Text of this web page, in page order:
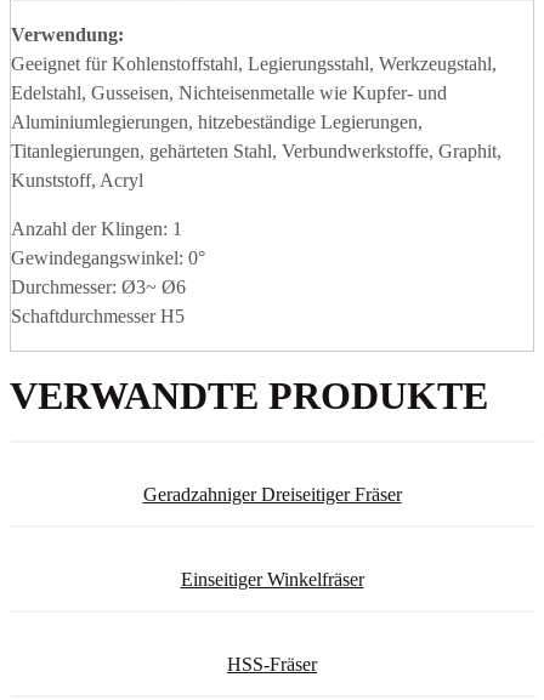
Verwendung:
Geeignet für Kohlenstoffstahl, Legierungsstahl, Werkzeugstahl,
Edelstahl, Gusseisen, Nichteisenmetalle wie Kupfer- und
Aluminiumlegierungen, hitzebeständige Legierungen,
Titanlegierungen, gehärteten Stahl, Verbundwerkstoffe, Graphit,
Kunststoff, Acryl
Anzahl der Klingen: 1
Gewindegangswinkel: 0°
Durchmesser: Ø3~ Ø6
Schaftdurchmesser H5
VERWANDTE PRODUKTE
Geradzahniger Dreiseitiger Fräser
Einseitiger Winkelfräser
HSS-Fräser